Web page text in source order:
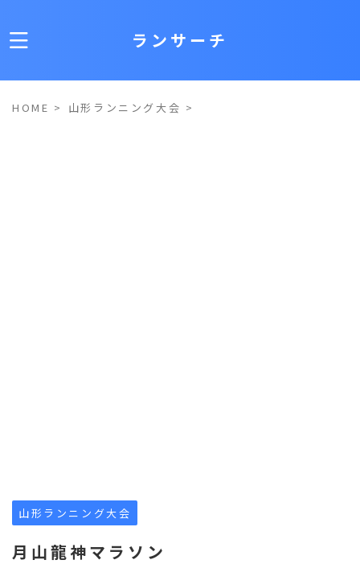
ランサーチ
HOME > 山形ランニング大会 >
山形ランニング大会
月山龍神マラソン